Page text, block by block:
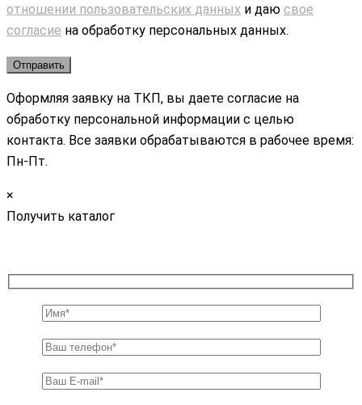
отношении пользовательских данных и даю свое
согласие на обработку персональных данных.
Оформляя заявку на ТКП, вы даете согласие на
обработку персональной информации с целью
контакта. Все заявки обрабатываются в рабочее время:
Пн-Пт.
×
Получить каталог